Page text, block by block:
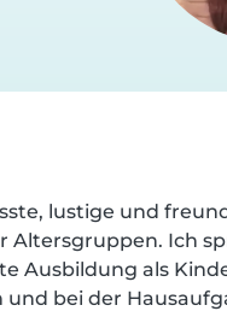
lustige und
Ich
Ausbildung als
bei der